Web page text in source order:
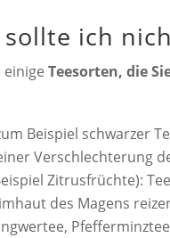
sollte ich
einige Teesorten, die
Beispiel schwarzer
Verschlechterung
Zitrusfrüchte):
des Magens